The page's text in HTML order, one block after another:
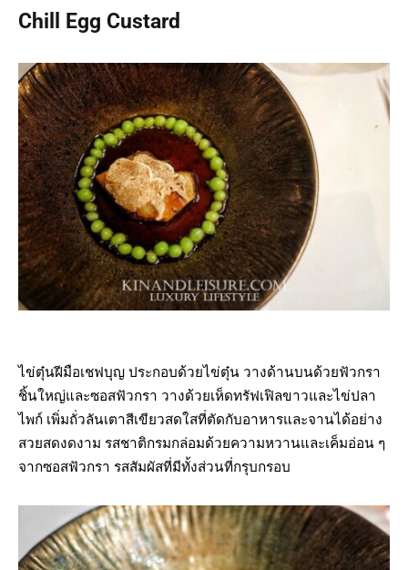
Chill Egg Custard
ไข่ตุ๋นฝีมือเชฟบุญ ประกอบด้วยไข่ตุ๋น วางด้านบนด้วยฟัวกรา
ชิ้นใหญ่และซอสฟัวกรา วางด้วยเห็ดทรัฟเฟิลขาวและไข่ปลา
ไพก์ เพิ่มถั่วลันเตาสีเขียวสดใสที่ตัดกับอาหารและจานได้อย่าง
สวยสดงดงาม รสชาติกรมกล่อมด้วยความหวานและเค็มอ่อน ๆ
จากซอสฟัวกรา รสสัมผัสที่มีทั้งส่วนที่กรุบกรอบ